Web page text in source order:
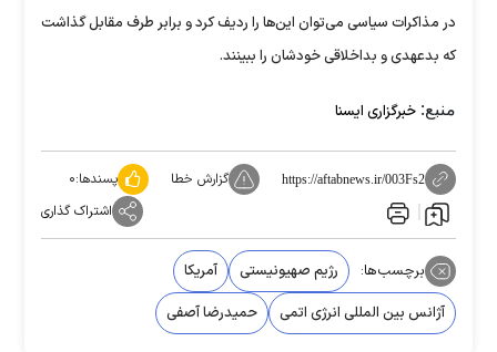
در مذاکرات سیاسی می‌توان این‌ها را ردیف کرد و برابر طرف مقابل گذاشت
که بدعهدی و بداخلاقی خودشان را ببینند.
منبع: خبرگزاری ایسنا
https://aftabnews.ir/003Fs2 گزارش خطا پسندها:۰
اشتراک گذاری
برچسب‌ها: رژیم صهیونیستی
آمریکا
آژانس بین المللی انرژی اتمی
حمیدرضا آصفی